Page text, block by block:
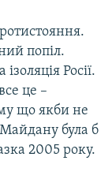
попіл.
Росії.
це –
що якби не
була б
2005 року.